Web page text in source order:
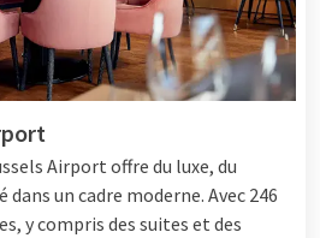
Airport offre du luxe, du
un cadre moderne. Avec 246
y compris des suites et des